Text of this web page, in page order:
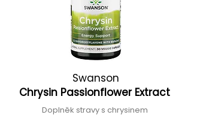
Swanson
Chrysin Passionflower Extract
Doplněk stravy s chrysinem